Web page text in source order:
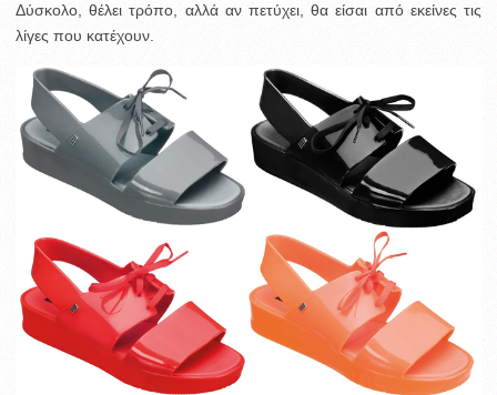
Δύσκολο, θέλει τρόπο, αλλά αν πετύχει, θα είσαι από εκείνες τις
λίγες που κατέχουν.